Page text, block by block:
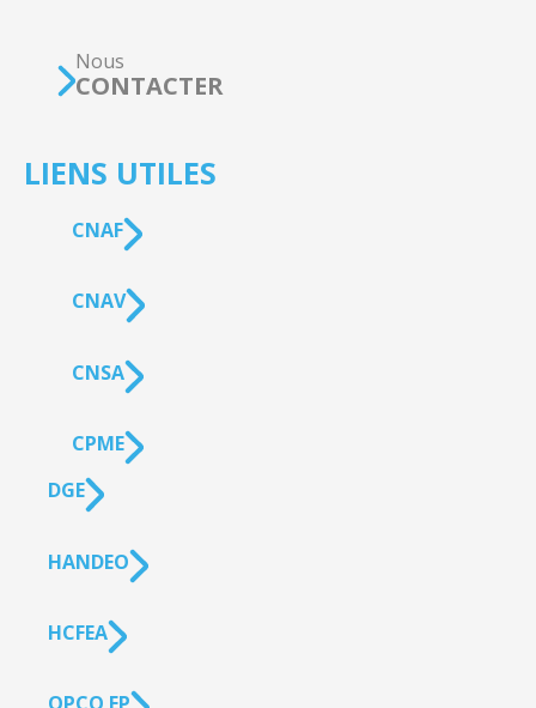
Nous
CONTACTER
LIENS UTILES
CNAF
CNAV
CNSA
CPME
DGE
HANDEO
HCFEA